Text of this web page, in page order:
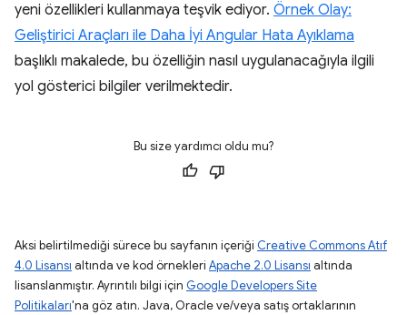
yeni özellikleri kullanmaya teşvik ediyor. Örnek Olay:
Geliştirici Araçları ile Daha İyi Angular Hata Ayıklama
başlıklı makalede, bu özelliğin nasıl uygulanacağıyla ilgili
yol gösterici bilgiler verilmektedir.
Bu size yardımcı oldu mu?
Aksi belirtilmediği sürece bu sayfanın içeriği Creative Commons Atıf
4.0 Lisansı altında ve kod örnekleri Apache 2.0 Lisansı altında
lisanslanmıştır. Ayrıntılı bilgi için Google Developers Site
Politikaları'na göz atın. Java, Oracle ve/veya satış ortaklarının